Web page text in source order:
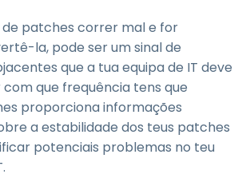
de patches correr mal e for
la, pode ser um sinal de
que a tua equipa de IT deve
com que frequência tens que
proporciona informações
a estabilidade dos teus patches
potenciais problemas no teu